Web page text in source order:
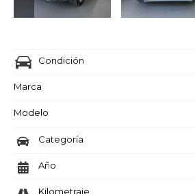
Condición
Marca
Modelo
Categoría
Año
Kilometraje